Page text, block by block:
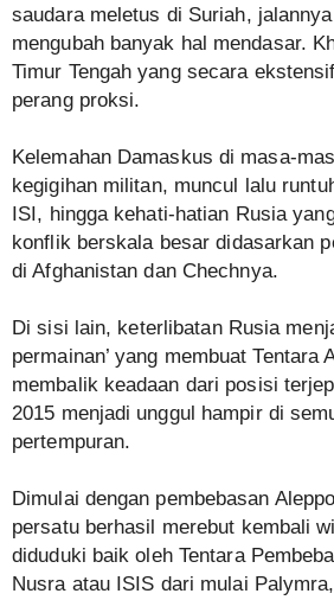
saudara meletus di Suriah,
mengubah banyak hal mendasar.
Timur Tengah yang secara
perang proksi.
Kelemahan Damaskus di masa-
kegigihan militan, muncul lalu
ISI, hingga kehati-hatian Rusia
konflik berskala besar didasarkan
di Afghanistan dan Chechnya.
Di sisi lain, keterlibatan Rusia
permainan’ yang membuat Tentara
membalik keadaan dari posisi
2015 menjadi unggul hampir di
pertempuran.
Dimulai dengan pembebasan
persatu berhasil merebut kembali
diduduki baik oleh Tentara
Nusra atau ISIS dari mulai